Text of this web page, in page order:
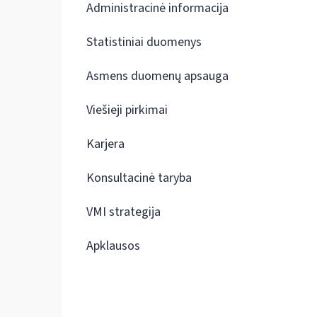
Administracinė informacija
Statistiniai duomenys
Asmens duomenų apsauga
Viešieji pirkimai
Karjera
Konsultacinė taryba
VMI strategija
Apklausos